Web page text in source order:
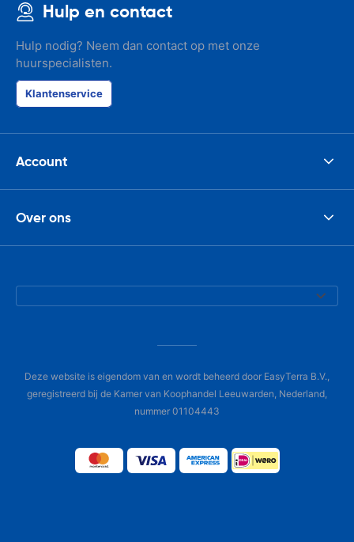
Hulp en contact
Hulp nodig? Neem dan contact op met onze
huurspecialisten.
Klantenservice
Account
Over ons
Deze website is eigendom van en wordt beheerd door EasyTerra B.V.,
geregistreerd bij de Kamer van Koophandel Leeuwarden, Nederland,
nummer 01104443